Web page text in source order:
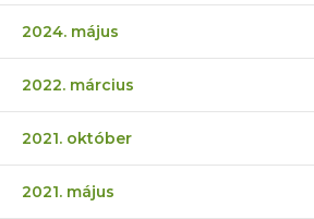
2024. május
2022. március
2021. október
2021. május